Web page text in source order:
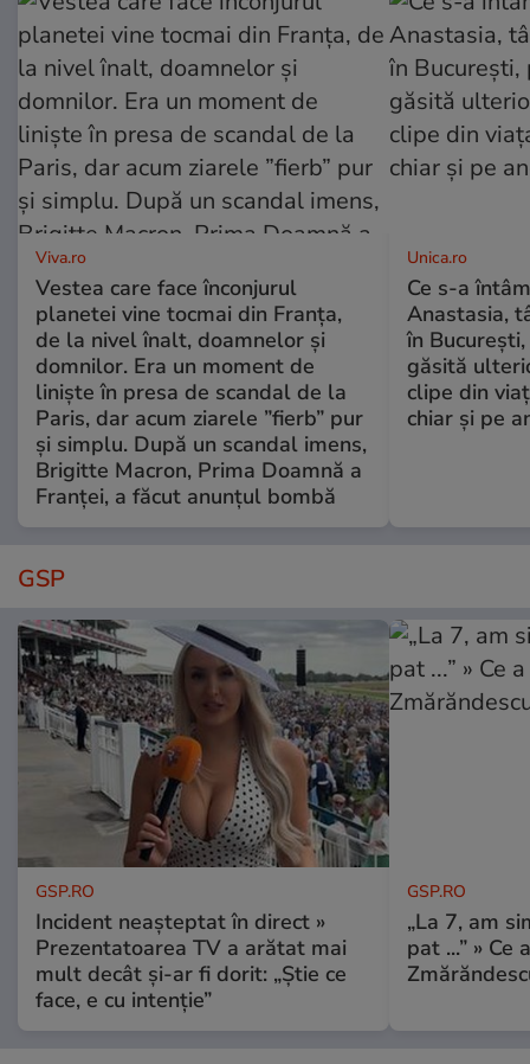
Viva.ro
Vestea care face înconjurul
planetei vine tocmai din Franța,
de la nivel înalt, doamnelor și
domnilor. Era un moment de
liniște în presa de scandal de la
Paris, dar acum ziarele ”fierb” pur
și simplu. După un scandal imens,
Brigitte Macron, Prima Doamnă a
Franței, a făcut anunțul bombă
Unica.ro
Ce s-a
Anastasia,
în
găsită
clipe din
chiar și pe
GSP
GSP.RO
Incident neașteptat în direct »
Prezentatoarea TV a arătat mai
mult decât și-ar fi dorit: „Știe ce
face, e cu intenție”
GSP.RO
„La 7, am
pat ...” »